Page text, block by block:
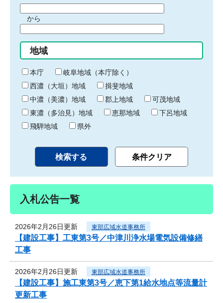
間
始
り
から
間
終
わ
り
地域
本庁
岐阜地域（本庁除く）
西濃（大垣）地域
揖斐地域
中濃（美濃）地域
郡上地域
可茂地域
東濃（多治見）地域
恵那地域
下呂地域
飛騨地域
県外
入札公告一覧
2026年2月26日更新 東部広域水道事務所
【建設工事】工東第3号／中津川浄水場電気設備修繕
工事
2026年2月26日更新 東部広域水道事務所
【建設工事】施工東第3号／恵下第1給水地点等流量計
更新工事